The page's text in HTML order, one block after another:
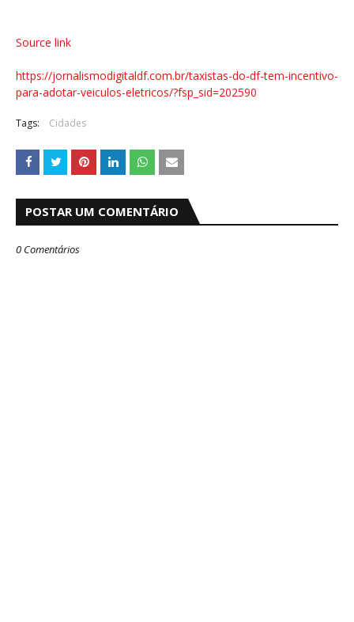
Source link
https://jornalismodigitaldf.com.br/taxistas-do-df-tem-incentivo-
para-adotar-veiculos-eletricos/?fsp_sid=202590
Tags: Cidades
POSTAR UM COMENTÁRIO
0 Comentários